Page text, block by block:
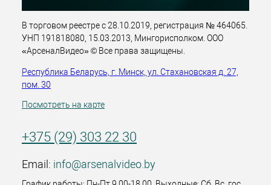
В торговом реестре с 28.10.2019, регистрация № 464065.
УНП 191818080, 15.03.2013, Мингорисполком. ООО
«АрсеналВидео» © Все права защищены.
Республика Беларусь, г. Минск, ул. Стахановская д. 27,
пом. 30
Посмотреть на карте
+375 (29) 303 22 30
Email: info@arsenalvideo.by